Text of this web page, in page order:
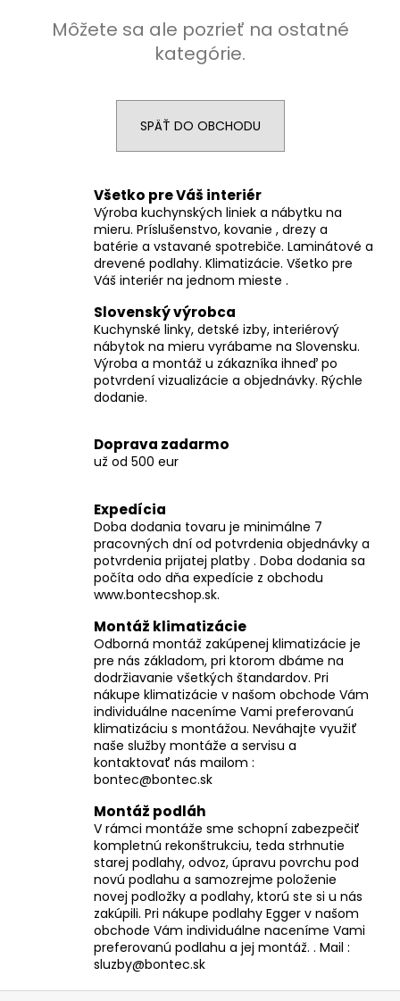
Môžete sa ale pozrieť na ostatné
kategórie.
SPÄŤ DO OBCHODU
Všetko pre Váš interiér
Výroba kuchynských liniek a nábytku na
mieru. Príslušenstvo, kovanie , drezy a
batérie a vstavané spotrebiče. Laminátové a
drevené podlahy. Klimatizácie. Všetko pre
Váš interiér na jednom mieste .
Slovenský výrobca
Kuchynské linky, detské izby, interiérový
nábytok na mieru vyrábame na Slovensku.
Výroba a montáž u zákazníka ihneď po
potvrdení vizualizácie a objednávky. Rýchle
dodanie.
Doprava zadarmo
už od 500 eur
Expedícia
Doba dodania tovaru je minimálne 7
pracovných dní od potvrdenia objednávky a
potvrdenia prijatej platby . Doba dodania sa
počíta odo dňa expedície z obchodu
www.bontecshop.sk.
Montáž klimatizácie
Odborná montáž zakúpenej klimatizácie je
pre nás základom, pri ktorom dbáme na
dodržiavanie všetkých štandardov. Pri
nákupe klimatizácie v našom obchode Vám
individuálne naceníme Vami preferovanú
klimatizáciu s montážou. Neváhajte využiť
naše služby montáže a servisu a
kontaktovať nás mailom :
bontec@bontec.sk
Montáž podláh
V rámci montáže sme schopní zabezpečiť
kompletnú rekonštrukciu, teda strhnutie
starej podlahy, odvoz, úpravu povrchu pod
novú podlahu a samozrejme položenie
novej podložky a podlahy, ktorú ste si u nás
zakúpili. Pri nákupe podlahy Egger v našom
obchode Vám individuálne naceníme Vami
preferovanú podlahu a jej montáž. . Mail :
sluzby@bontec.sk
HĽADAŤ